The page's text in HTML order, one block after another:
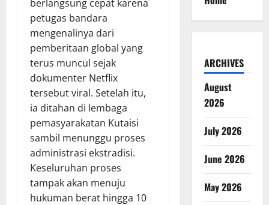
berlangsung cepat karena
petugas bandara
mengenalinya dari
pemberitaan global yang
terus muncul sejak
dokumenter Netflix
tersebut viral. Setelah itu,
ia ditahan di lembaga
pemasyarakatan Kutaisi
sambil menunggu proses
administrasi ekstradisi.
Keseluruhan proses
tampak akan menuju
hukuman berat hingga 10
ARCHIVES
August
2026
July 2026
June 2026
May 2026